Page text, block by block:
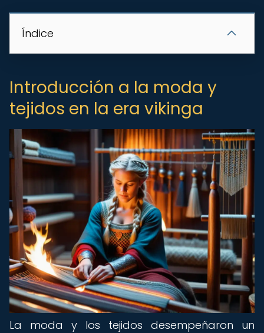
Índice
Introducción a la moda y
tejidos en la era vikinga
La moda y los tejidos desempeñaron un